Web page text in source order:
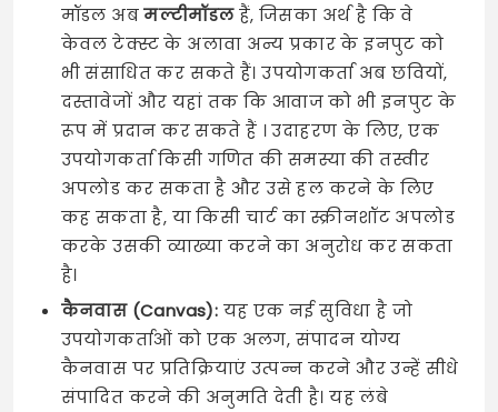
मॉडल अबमल्टीमॉडलहैं, जिसका अर्थ है कि वे
केवल टेक्स्ट के अलावा अन्य प्रकार के इनपुट को
भी संसाधित कर सकते हैं। उपयोगकर्ता अब छवियों,
दस्तावेजों और यहां तक कि आवाज को भी इनपुट के
रूप में प्रदान कर सकते हैं । उदाहरण के लिए, एक
उपयोगकर्ता किसी गणित की समस्या की तस्वीर
अपलोड कर सकता है और उसे हल करने के लिए
कह सकता है, या किसी चार्ट का स्क्रीनशॉट अपलोड
करके उसकी व्याख्या करने का अनुरोध कर सकता
है।
कैनवास (Canvas): यह एक नई सुविधा है जो
उपयोगकर्ताओं को एक अलग, संपादन योग्य
कैनवास पर प्रतिक्रियाएं उत्पन्न करने और उन्हें सीधे
संपादित करने की अनुमति देती है। यह लंबे